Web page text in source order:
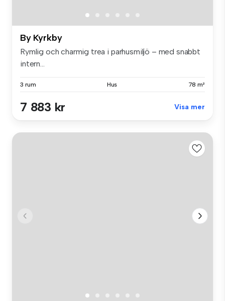
By Kyrkby
Rymlig och charmig trea i parhusmiljö – med snabbt
intern...
3 rum Hus 78 m²
7 883 kr Visa mer